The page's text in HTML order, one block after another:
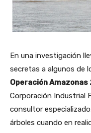
En una investigación
secretas a algunos de
Operación
Corporación Industrial
consultor
árboles cuando en